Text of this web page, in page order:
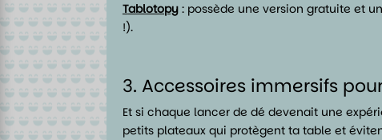
Tablotopy: possède une version gratuite et
!).
3. Accessoires immersifs
Et si chaque lancer de dé devenait une
petits plateaux qui protègent ta table et